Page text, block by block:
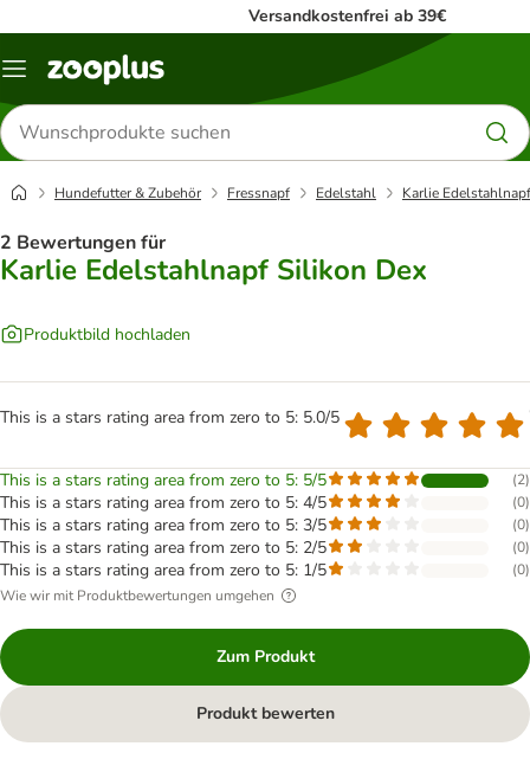
Versandkostenfrei ab 39€
Menü
Produkte
suchen
Hundefutter & Zubehör Fressnapf Edelstahl Karlie
2 Bewertungen für
Karlie Edelstahlnapf Silikon Dex
Produktbild hochladen
This is a stars rating area from zero to 5: 5.0/5
This is a stars rating area from zero to 5: 5/5 (2)
This is a stars rating area from zero to 5: 4/5 (0)
This is a stars rating area from zero to 5: 3/5 (0)
This is a stars rating area from zero to 5: 2/5 (0)
This is a stars rating area from zero to 5: 1/5 (0)
Wie wir mit Produktbewertungen umgehen
Zum Produkt
Produkt bewerten